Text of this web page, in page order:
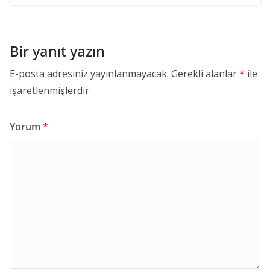
Bir yanıt yazın
E-posta adresiniz yayınlanmayacak. Gerekli alanlar* ile
işaretlenmişlerdir
Yorum *